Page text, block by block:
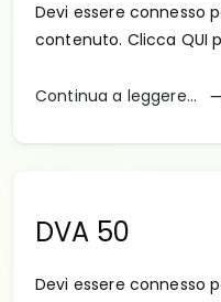
Devi essere connesso
contenuto. Clicca QUI
Continua a leggere...
DVA 50
Devi essere connesso